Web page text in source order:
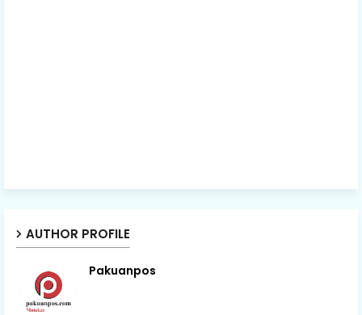
AUTHOR PROFILE
Pakuanpos